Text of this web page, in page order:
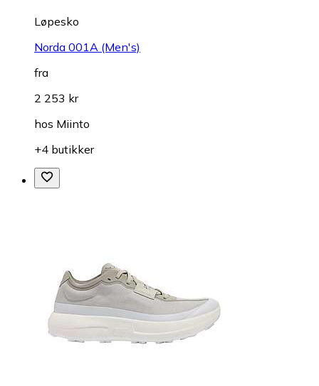
Løpesko
Norda 001A (Men's)
fra
2 253 kr
hos Miinto
+4 butikker